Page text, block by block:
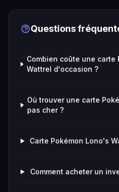
Questions
Combien coûte une carte
Wattrel d'occasion ?
Où trouver une carte
pas cher ?
Carte Pokémon Lono's
Comment acheter un